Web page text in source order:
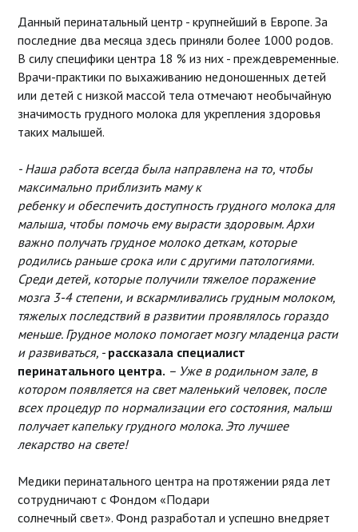
Данный перинатальный центр - крупнейший в Европе. За
последние два месяца здесь приняли более 1000 родов.
В силу специфики центра 18 % из них - преждевременные.
Врачи-практики по выхаживанию недоношенных детей
или детей с низкой массой тела отмечают необычайную
значимость грудного молока для укрепления здоровья
таких малышей.
- Наша работа всегда была направлена на то, чтобы
максимально приблизить маму к
ребенку и обеспечить доступность грудного молока для
малыша, чтобы помочь ему вырасти здоровым. Архи
важно получать грудное молоко деткам, которые
родились раньше срока или с другими патологиями.
Среди детей, которые получили тяжелое поражение
мозга 3-4 степени, и вскармливались грудным молоком,
тяжелых последствий в развитии проявлялось гораздо
меньше. Грудное молоко помогает мозгу младенца расти
и развиваться, - рассказала специалист
перинатального центра. – Уже в родильном зале, в
котором появляется на свет маленький человек, после
всех процедур по нормализации его состояния, малыш
получает капельку грудного молока. Это лучшее
лекарство на свете!
Медики перинатального центра на протяжении ряда лет
сотрудничают с Фондом «Подари
солнечный свет». Фонд разработал и успешно внедряет